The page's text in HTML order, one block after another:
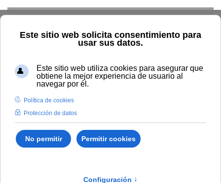
Inicio Administración y servicios TIC
Software
Manual Office Alumnos
Manual Office Alumnos
Los alumnos de la Universidad Internacional de Andalucía